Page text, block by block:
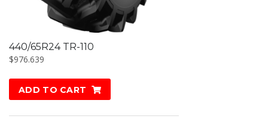
440/65R24 TR-110
$976.639
ADD TO CART